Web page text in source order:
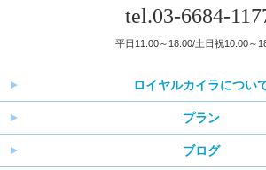
tel.03-6684-
平日11:00～18:00/土日祝10:00～
ロイヤルカイラについ
プラン
ブログ